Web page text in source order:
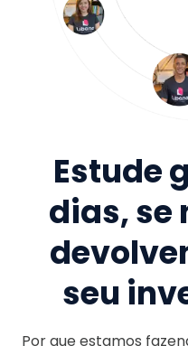
Estude
dias, se
seu
Por que estamos